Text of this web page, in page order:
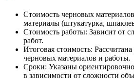
Стоимость черновых
материалы (штукатурка,
Стоимость работы: Зависит от
работ.
Итоговая стоимость:
черновых материалов и работы.
Сроки: Указаны
в зависимости от сложности